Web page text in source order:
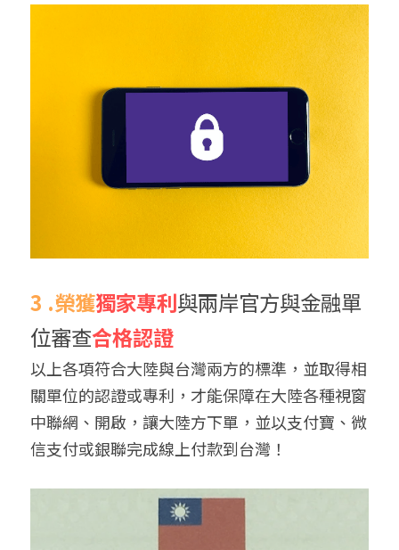
3 .榮獲獨家專利與兩岸官方與金融單
位審查合格認證
以上各項符合大陸與台灣兩方的標準，並取得相
關單位的認證或專利，才能保障在大陸各種視窗
中聯網、開啟，讓大陸方下單，並以支付寶、微
信支付或銀聯完成線上付款到台灣！